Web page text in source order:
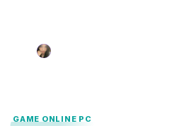
N
GAME ONLINE PC